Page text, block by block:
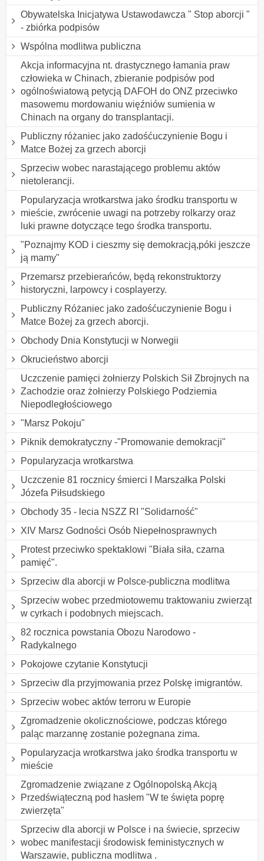
Obywatelska Inicjatywa Ustawodawcza " Stop aborcji "
- zbiórka podpisów
Wspólna modlitwa publiczna
Akcja informacyjna nt. drastycznego łamania praw
człowieka w Chinach, zbieranie podpisów pod
ogólnoświatową petycją DAFOH do ONZ przeciwko
masowemu mordowaniu więźniów sumienia w
Chinach na organy do transplantacji.
Publiczny różaniec jako zadośćuczynienie Bogu i
Matce Bożej za grzech aborcji
Sprzeciw wobec narastającego problemu aktów
nietolerancji.
Popularyzacja wrotkarstwa jako środku transportu w
mieście, zwrócenie uwagi na potrzeby rolkarzy oraz
luki prawne dotyczące tego środka transportu.
"Poznajmy KOD i cieszmy się demokracją,póki jeszcze
ją mamy"
Przemarsz przebierańców, będą rekonstruktorzy
historyczni, larpowcy i cosplayerzy.
Publiczny Różaniec jako zadośćuczynienie Bogu i
Matce Bożej za grzech aborcji.
Obchody Dnia Konstytucji w Norwegii
Okrucieństwo aborcji
Uczczenie pamięci żołnierzy Polskich Sił Zbrojnych na
Zachodzie oraz żołnierzy Polskiego Podziemia
Niepodległościowego
"Marsz Pokoju"
Piknik demokratyczny -"Promowanie demokracji"
Popularyzacja wrotkarstwa
Uczczenie 81 rocznicy śmierci I Marszałka Polski
Józefa Piłsudskiego
Obchody 35 - lecia NSZZ RI "Solidarność"
XIV Marsz Godności Osób Niepełnosprawnych
Protest przeciwko spektaklowi "Biała siła, czarna
pamięć".
Sprzeciw dla aborcji w Polsce-publiczna modlitwa
Sprzeciw wobec przedmiotowemu traktowaniu zwierząt
w cyrkach i podobnych miejscach.
82 rocznica powstania Obozu Narodowo -
Radykalnego
Pokojowe czytanie Konstytucji
Sprzeciw dla przyjmowania przez Polskę imigrantów.
Sprzeciw wobec aktów terroru w Europie
Zgromadzenie okolicznościowe, podczas którego
paląc marzannę zostanie pożegnana zima.
Popularyzacja wrotkarstwa jako środka transportu w
mieście
Zgromadzenie związane z Ogólnopolską Akcją
Przedświąteczną pod hasłem "W te święta poprę
zwierzęta"
Sprzeciw dla aborcji w Polsce i na świecie, sprzeciw
wobec manifestacji środowisk feministycznych w
Warszawie, publiczna modlitwa .